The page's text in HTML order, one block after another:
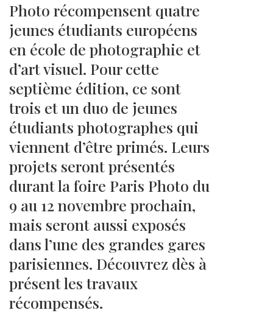
Photo récompensent quatre
jeunes étudiants européens
en école de photographie et
d’art visuel. Pour cette
septième édition, ce sont
trois et un duo de jeunes
étudiants photographes qui
viennent d’être primés. Leurs
projets seront présentés
durant la foire Paris Photo du
9 au 12 novembre prochain,
mais seront aussi exposés
dans l’une des grandes gares
parisiennes. Découvrez dès à
présent les travaux
récompensés.